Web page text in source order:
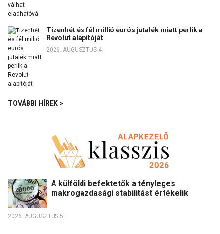
Tizenhét és fél millió eurós jutalék miatt perlik a
Revolut alapítóját
2026. AUGUSZTUS 4.
TOVÁBBI HÍREK >
A külföldi befektetők a tényleges
makrogazdasági stabilitást értékelik
2026. AUGUSZTUS 5.